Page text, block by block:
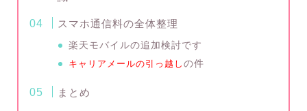
スマホ通信料の全体整理
楽天モバイルの追加検討です
キャリアメールの引っ越しの件
まとめ